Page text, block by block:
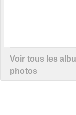
Voir tous les
photos